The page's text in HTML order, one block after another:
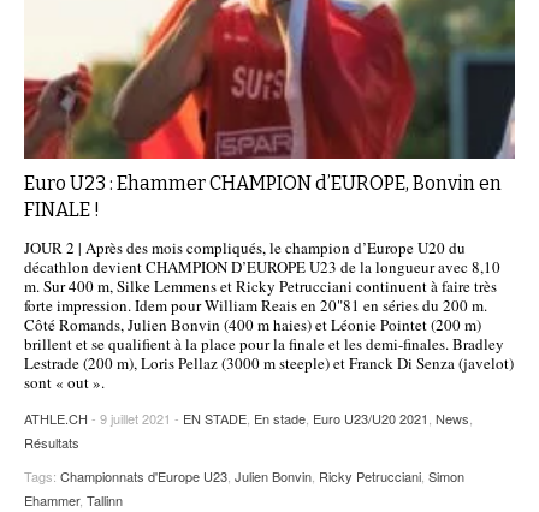
Euro U23 : Ehammer CHAMPION d’EUROPE, Bonvin en
FINALE !
JOUR 2 | Après des mois compliqués, le champion d’Europe U20 du
décathlon devient CHAMPION D’EUROPE U23 de la longueur avec 8,10
m. Sur 400 m, Silke Lemmens et Ricky Petrucciani continuent à faire très
forte impression. Idem pour William Reais en 20"81 en séries du 200 m.
Côté Romands, Julien Bonvin (400 m haies) et Léonie Pointet (200 m)
brillent et se qualifient à la place pour la finale et les demi-finales. Bradley
Lestrade (200 m), Loris Pellaz (3000 m steeple) et Franck Di Senza (javelot)
sont « out ».
ATHLE.CH - 9 juillet 2021 - EN STADE En stade Euro U23/U20 2021 News
Résultats
Tags: Championnats d'Europe U23 Julien Bonvin Ricky Petrucciani Simon
Ehammer, Tallinn